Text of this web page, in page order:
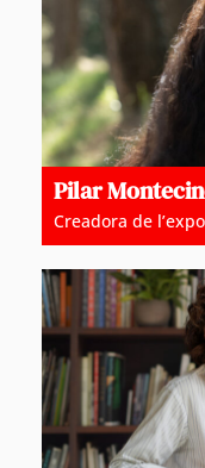
Pilar
Creadora de